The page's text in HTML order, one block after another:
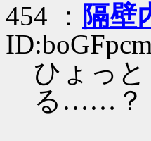
454 ： 隔壁
ひょっ
る……？